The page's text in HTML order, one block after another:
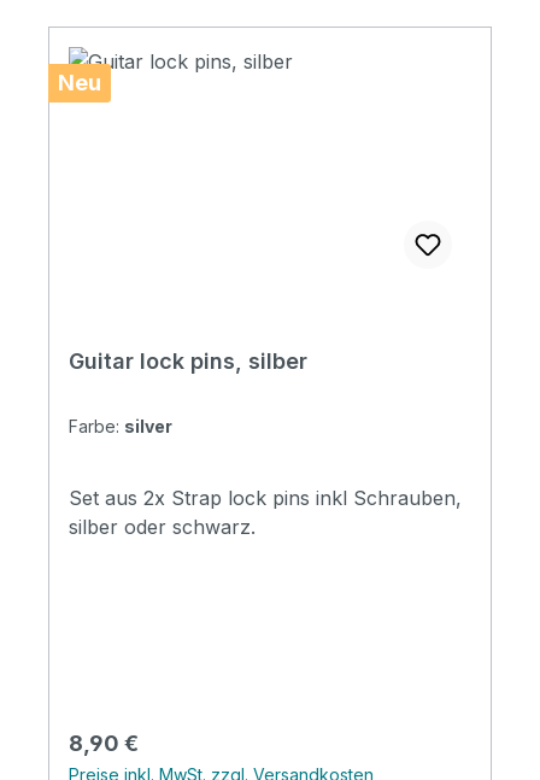
Neu
Guitar lock pins, silber
Farbe: silver
Set aus 2x Strap lock pins inkl Schrauben,
silber oder schwarz.
Regulärer Preis:
8,90 €
Preise inkl. MwSt. zzgl. Versandkosten